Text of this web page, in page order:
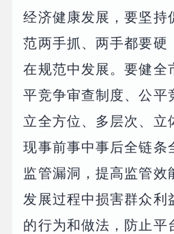
经济健康发展，要坚持
范两手抓、两手都要硬
在规范中发展。要健全
平竞争审查制度、公平
立全方位、多层次、立
现事前事中事后全链条
监管漏洞，提高监管效
发展过程中损害群众利
的行为和做法，防止平